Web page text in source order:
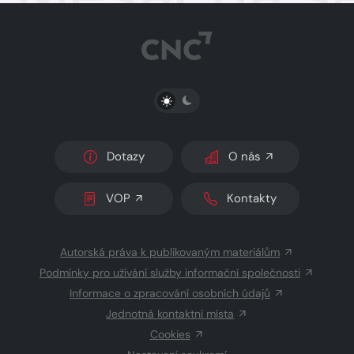
PŘEPNOUT SVĚTLÝ/TMAVÝ REŽIM
Dotazy O nás
VOP Kontakty
Autorská práva k publikovaným materiálům
Podmínky pro užívání služby informační společnosti
Informace o zpracování osobních údajů
Jednotná kontaktní místa
Cookies